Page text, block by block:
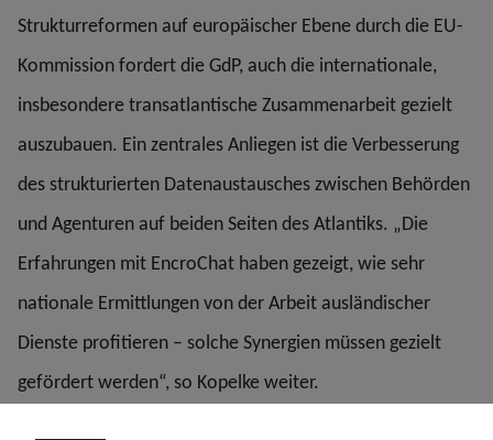
Strukturreformen auf europäischer Ebene durch die EU-
Kommission fordert die GdP, auch die internationale,
insbesondere transatlantische Zusammenarbeit gezielt
auszubauen. Ein zentrales Anliegen ist die Verbesserung
des strukturierten Datenaustausches zwischen Behörden
und Agenturen auf beiden Seiten des Atlantiks. „Die
Erfahrungen mit EncroChat haben gezeigt, wie sehr
nationale Ermittlungen von der Arbeit ausländischer
Dienste profitieren – solche Synergien müssen gezielt
gefördert werden“, so Kopelke weiter.